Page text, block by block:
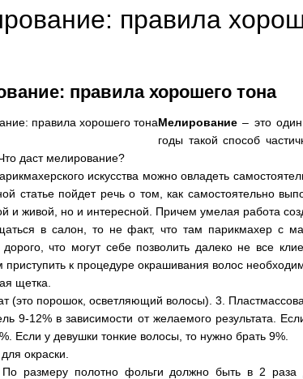
правила
правила хорошего тона
Мелирование – это
годы такой способ
даст мелирование?
искусства можно овладеть
статье пойдет речь о том, как самостоятельно
и живой, но и интересной. Причем умелая работа
в салон, то не факт, что там парикмахер с
дорого, что могут себе позволить далеко не все
к процедуре окрашивания волос
щетка.
(это порошок, осветляющий волосы). 3.
9-12% в зависимости от желаемого результата.
Если у девушки тонкие волосы, то нужно брать 9%.
окраски.
размеру полотно фольги должно быть в 2 раза